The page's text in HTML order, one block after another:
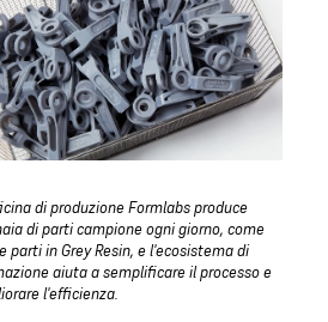
di produzione Formlabs produce
di parti campione ogni giorno, come
parti in Grey Resin, e l'ecosistema di
aiuta a semplificare il processo e
l'efficienza.